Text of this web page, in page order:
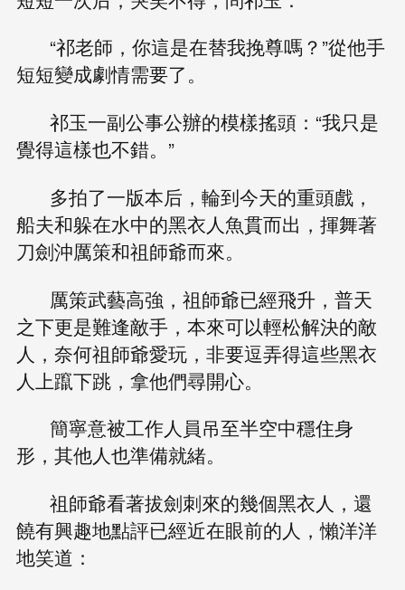
“祁老師，你這是在替我挽尊嗎？”從他手
短短變成劇情需要了。
祁玉一副公事公辦的模樣搖頭：“我只是
覺得這樣也不錯。”
多拍了一版本后，輪到今天的重頭戲，
船夫和躲在水中的黑衣人魚貫而出，揮舞著
刀劍沖厲策和祖師爺而來。
厲策武藝高強，祖師爺已經飛升，普天
之下更是難逢敵手，本來可以輕松解決的敵
人，奈何祖師爺愛玩，非要逗弄得這些黑衣
人上躥下跳，拿他們尋開心。
簡寧意被工作人員吊至半空中穩住身
形，其他人也準備就緒。
祖師爺看著拔劍刺來的幾個黑衣人，還
饒有興趣地點評已經近在眼前的人，懶洋洋
地笑道：